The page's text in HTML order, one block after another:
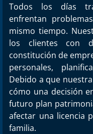
Todos los días
enfrentan
mismo tiempo.
los clientes con
constitución de
personales,
Debido a que
cómo una decisión
futuro plan
afectar una licencia
familia.